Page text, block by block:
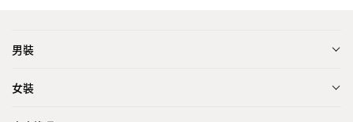
男裝
女裝